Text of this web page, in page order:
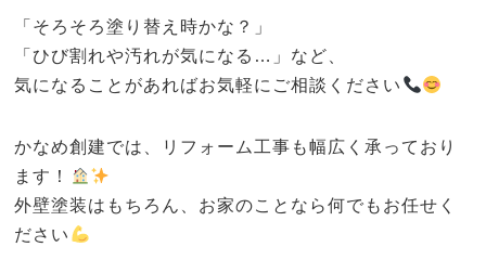
「そろそろ塗り替え時かな？」
「ひび割れや汚れが気になる…」など、
気になることがあればお気軽にご相談ください
かなめ創建では、リフォーム工事も幅広く承っており
ます！
外壁塗装はもちろん、お家のことなら何でもお任せく
ださい